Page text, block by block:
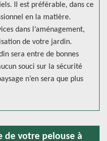
Il est préférable, dans ce
en la matière.
dans l’aménagement,
de votre jardin.
sera entre de bonnes
souci sur la sécurité
n’en sera que plus
de votre pelouse à